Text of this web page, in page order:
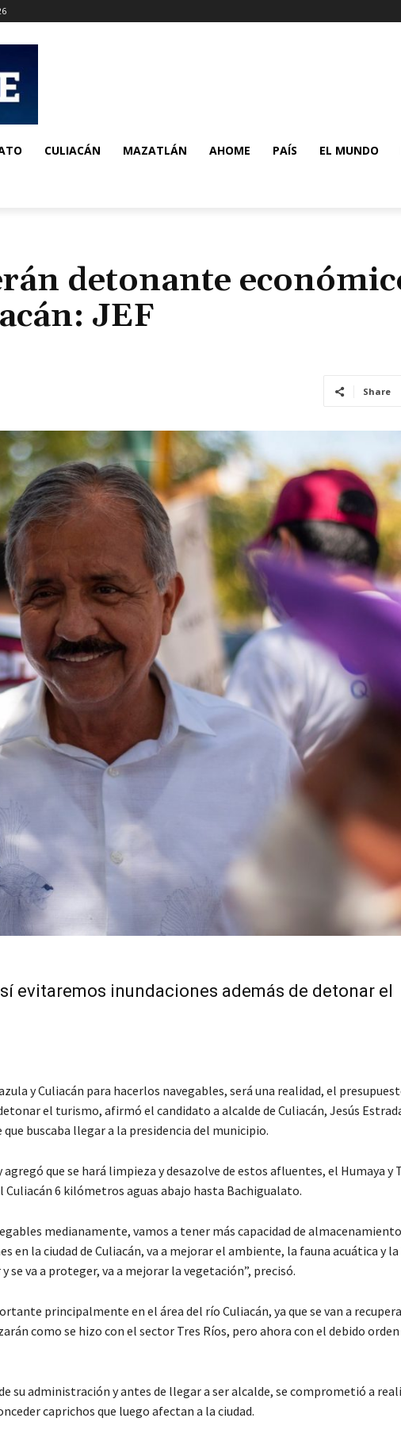
CULIACÁN MAZATLÁN AHOME PAÍS EL MUNDO
detonante
JEF
Share
evitaremos inundaciones además de detonar el
y Culiacán para hacerlos navegables, será una realidad, el
el turismo, afirmó el candidato a alcalde de Culiacán, Jesús
buscaba llegar a la presidencia del municipio.
que se hará limpieza y desazolve de estos afluentes, el Humaya y
6 kilómetros aguas abajo hasta Bachigualato.
medianamente, vamos a tener más capacidad de
en la ciudad de Culiacán, va a mejorar el ambiente, la fauna acuática y
se va a proteger, va a mejorar la vegetación”, precisó.
principalmente en el área del río Culiacán, ya que se van a
como se hizo con el sector Tres Ríos, pero ahora con el debido orden
su administración y antes de llegar a ser alcalde, se comprometió a
caprichos que luego afectan a la ciudad.